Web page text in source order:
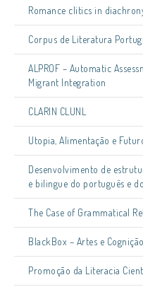
Romance clitics in
Corpus de Literatura
ALPROF – Automatic
Migrant Integration
CLARIN CLUNL
Utopia, Alimentação e
Desenvolvimento de
e bilingue do português e
The Case of Grammatical
BlackBox – Artes e Cognição
Promoção da Literacia